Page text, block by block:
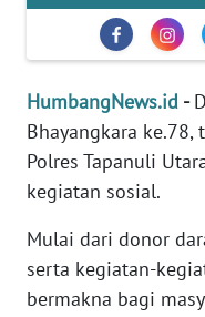
HumbangNews.id -
Bhayangkara
Polres Tapanuli
kegiatan sosial.
Mulai dari donor
serta kegiatan-
bermakna bagi
MEDIA
KARIR
DISCLAIMER
Wahana
Regional